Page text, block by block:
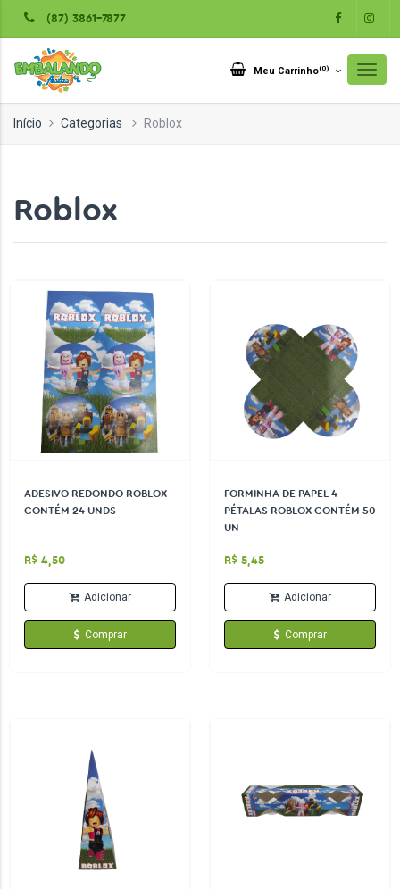
(87) 3861-7877
Meu Carrinho(0)
Início Categorias Roblox
Roblox
ADESIVO REDONDO ROBLOX
CONTÉM 24 UNDS
R$ 4,50
Adicionar
Comprar
FORMINHA DE PAPEL 4
PÉTALAS ROBLOX CONTÉM 50
UN
R$ 5,45
Adicionar
Comprar